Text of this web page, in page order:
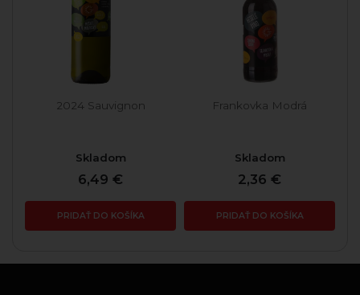
2024 Sauvignon
Skladom
6,49 €
PRIDAŤ DO KOŠÍKA
Frankovka Modrá
Skladom
2,36 €
PRIDAŤ DO KOŠÍKA